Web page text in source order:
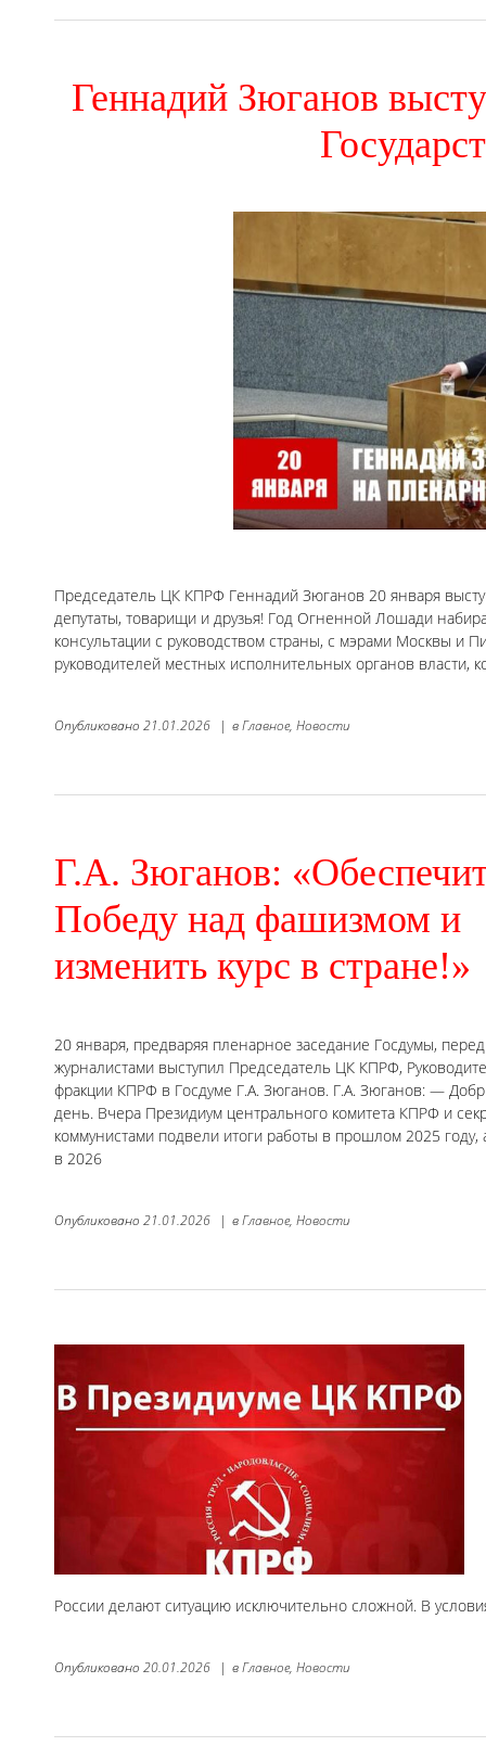
Геннадий Зюганов
Председатель ЦК КПРФ Геннадий Зюганов 20 января
депутаты, товарищи и друзья! Год Огненной Лошади
консультации с руководством страны, с мэрами Москвы и
руководителей местных исполнительных органов
Опубликовано 21.01.2026 | вГлавное, Новости
Г.А. Зюганов:
Победу над фашизмом и
изменить курс в стране!»
20 января, предваряя пленарное заседание Госдумы, перед
журналистами выступил Председатель ЦК КПРФ,
фракции КПРФ в Госдуме Г.А. Зюганов. Г.А. Зюганов: —
день. Вчера Президиум центрального комитета КПРФ и
коммунистами подвели итоги работы в прошлом 2025
в 2026
Опубликовано 21.01.2026 | вГлавное, Новости
России делают ситуацию исключительно сложной. В
Опубликовано 20.01.2026 | вГлавное, Новости